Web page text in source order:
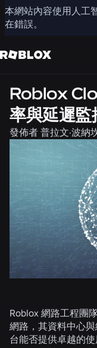
本網站內容使用人工
在錯誤。
分享
工程
Roblox
率與延遲監
發佈者 普拉文·波納
Roblox 網路工程團
網路，其資料中心
台能否提供卓越的